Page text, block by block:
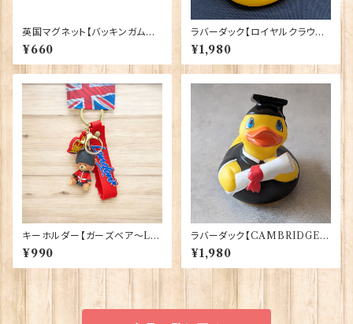
英国マグネット【バッキンガム宮
殿】Elgate Products 90030
（13652）
¥660
ラバーダック【ロイヤルクラウン】
Elgate Products 90344
¥1,980
キーホルダー【ガーズベア〜LO
NDON〜】Elgate Products
90390
¥990
ラバーダック【CAMBRIDGE
Uni.卒業生】Elgate Products
90365
¥1,980